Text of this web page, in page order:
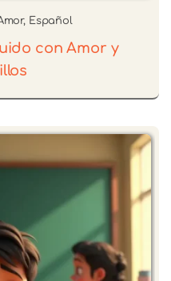
, Español
con Amor y